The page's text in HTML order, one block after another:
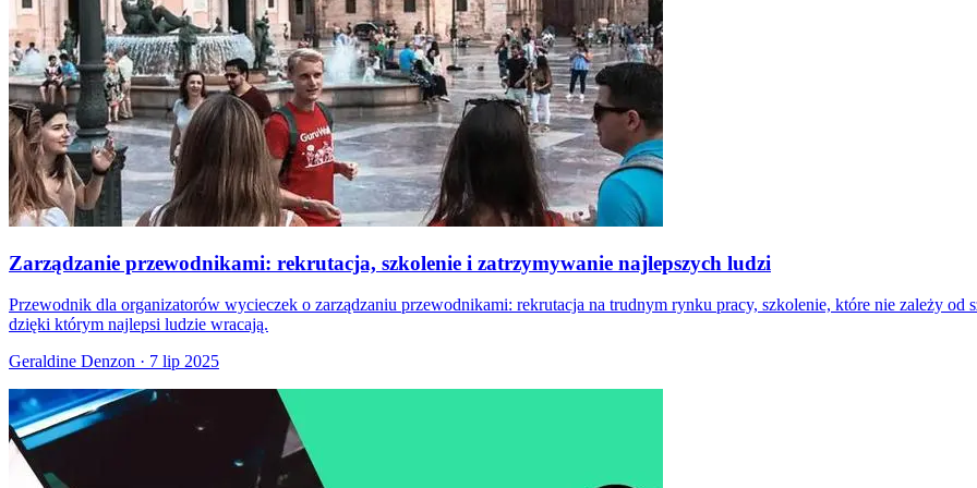
Zarządzanie przewodnikami: rekrutacja, szkolenie i zatrzymywanie najlepszych ludzi
Przewodnik dla organizatorów wycieczek o zarządzaniu przewodnikami: rekrutacja na trudnym rynku pracy, szkolenie, które nie zależy
dzięki którym najlepsi ludzie wracają.
Geraldine Denzon · 7 lip 2025